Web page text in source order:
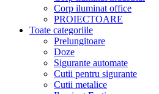
Corp iluminat office
PROIECTOARE
Toate categoriile
Prelungitoare
Doze
Sigurante automate
Cutii pentru sigurante
Cutii metalice